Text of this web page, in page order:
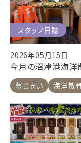
スタッフ日誌
2026年05月15日
今月の沼津港海洋
墓じまい 海洋散